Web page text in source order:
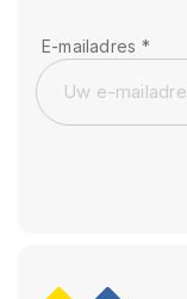
E-mailadres *